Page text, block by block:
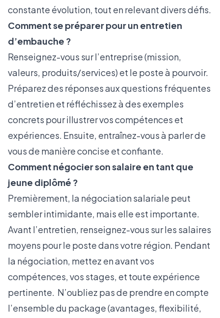
constante évolution, tout en relevant divers défis.
Comment se préparer pour un entretien
d’embauche ?
Renseignez-vous sur l’entreprise (mission,
valeurs, produits/services) et le poste à pourvoir.
Préparez des réponses aux questions fréquentes
d’entretien et réfléchissez à des exemples
concrets pour illustrer vos compétences et
expériences. Ensuite, entraînez-vous à parler de
vous de manière concise et confiante.
Comment négocier son salaire en tant que
jeune diplômé ?
Premièrement, la négociation salariale peut
sembler intimidante, mais elle est importante.
Avant l’entretien, renseignez-vous sur les salaires
moyens pour le poste dans votre région. Pendant
la négociation, mettez en avant vos
compétences, vos stages, et toute expérience
pertinente. N’oubliez pas de prendre en compte
l’ensemble du package (avantages, flexibilité,